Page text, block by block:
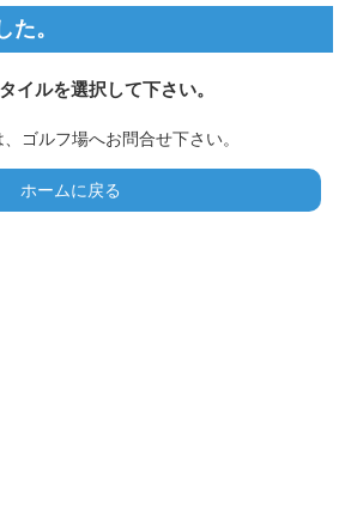
た。
イルを選択して下さい。
ゴルフ場へお問合せ下さい。
ホームに戻る